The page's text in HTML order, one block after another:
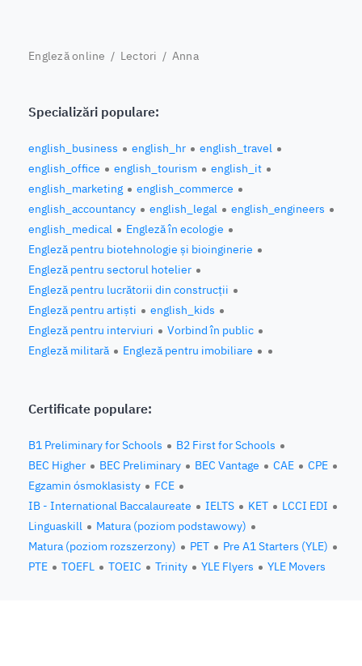
Engleză online / Lectori / Anna
Specializări populare:
english_business english_hr
english_travel
english_office
english_tourism
english_it
english_marketing
english_commerce
english_accountancy
english_legal
english_engineers
english_medical
Engleză în ecologie
Engleză pentru biotehnologie și bioinginerie
Engleză pentru sectorul hotelier
Engleză pentru lucrătorii din construcții
Engleză pentru artiști
english_kids
Engleză pentru interviuri
Vorbind în public
Engleză militară
Engleză pentru imobiliare
Certificate populare:
B1 Preliminary for Schools
B2 First for Schools
BEC Higher
BEC Preliminary BEC Vantage CAE
CPE
Egzamin ósmoklasisty
FCE
IB - International Baccalaureate
IELTS KET
LCCI EDI
Linguaskill
Matura (poziom podstawowy)
Matura (poziom rozszerzony)
PET
Pre A1 Starters (YLE)
PTE
TOEFL TOEIC Trinity YLE Flyers YLE Movers